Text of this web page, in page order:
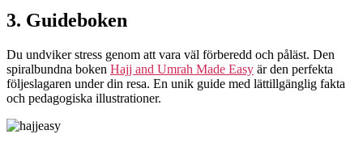
3. Guideboken
Du undviker stress genom att vara väl förberedd och påläst. Den
spiralbundna boken Hajj and Umrah Made Easy är den perfekta
följeslagaren under din resa. En unik guide med lättillgänglig fakta
och pedagogiska illustrationer.